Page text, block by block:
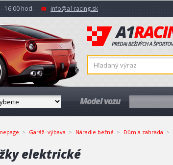
16:00 hod. info@a1racing.sk
Model vozu
Garáž- výbava Náradie bežné Dům a zahrada
elektrické